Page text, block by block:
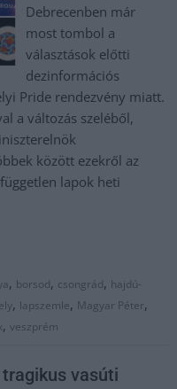
Debrecenben már
most tombol a
választások előtti
dezinformációs
Pride rendezvény miatt.
a változás szeléből,
között ezekről az
lapok heti
, borsod, csongrád, hajdú-
, lapszemle, Magyar Péter,
,veszprém
vasúti